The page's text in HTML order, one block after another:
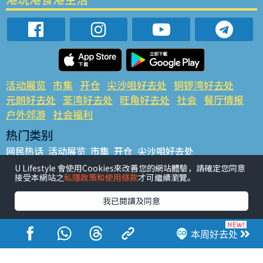
本周好去处
活动展览 市集 开仓 尖沙咀好去处 铜锣湾好去处
元朗好去处 荃湾好去处 旺角好去处 社会 餐厅情报
户外郊游 社会福利
热门类别
网民热话 活动展览 市集 开仓 尖沙咀好去处
铜锣湾好去处 元朗好去处 荃湾好去处 旺角好去处 社会
餐厅情报 户外郊游
热门标签
#UGO揾好去处 #人气活动推介 #美食社群热话
#亲子玩乐好去处
#ULifestyle应用程式
#限时抢
#UJetso礼物放送
#ULifestyle商户中心 #著数 #网络热话
U Lifestyle 會使用Cookies來改善您的網站體驗，請確定您同意
接受本網站之私隱政策和使用條款才可繼續瀏覽。
我已閱讀及同意